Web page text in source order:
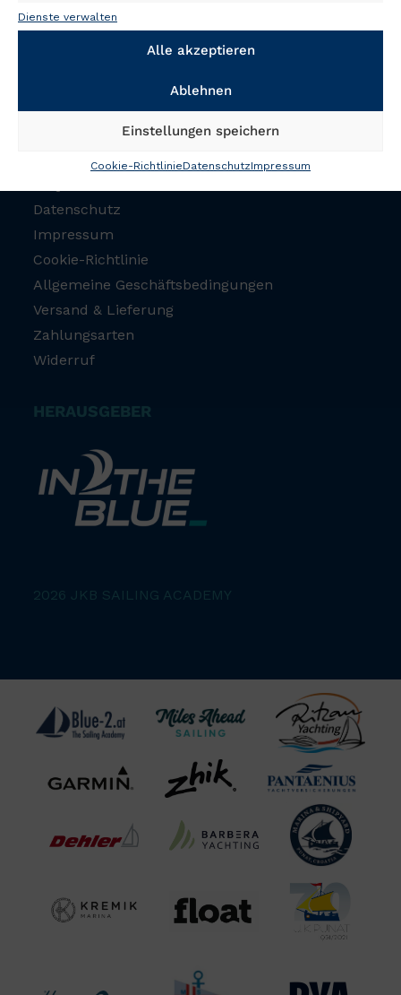
Dienste verwalten
Alle akzeptieren
Ablehnen
Einstellungen speichern
Cookie-RichtlinieDatenschutzImpressum
NÜTZLICHES UND RECHTLICHES
Datenschutz
Impressum
Cookie-Richtlinie
Allgemeine Geschäftsbedingungen
Versand & Lieferung
Zahlungsarten
Widerruf
HERAUSGEBER
2026 JKB SAILING ACADEMY